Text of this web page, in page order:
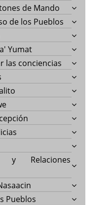
de Mando
de los Pueblos
Yumat
las conciencias
y Relaciones
Pueblos